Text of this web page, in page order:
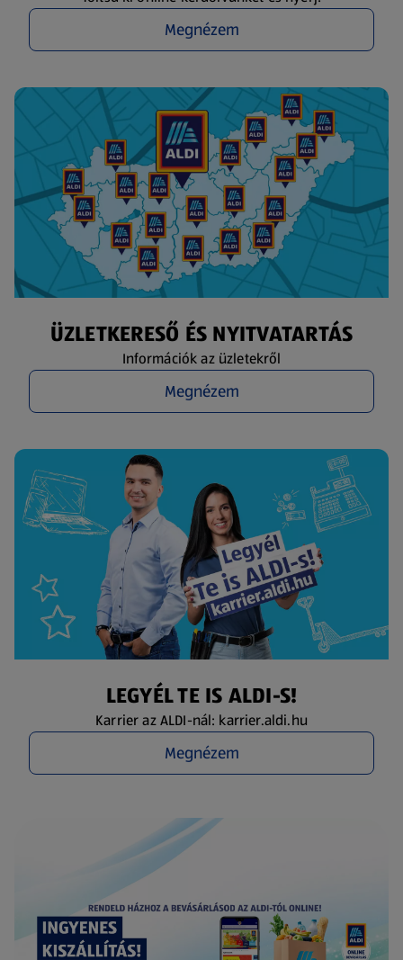
Megnézem
ÜZLETKERESŐ ÉS NYITVATARTÁS
Információk az üzletekről
Megnézem
LEGYÉL TE IS ALDI-S!
Karrier az ALDI-nál: karrier.aldi.hu
Megnézem